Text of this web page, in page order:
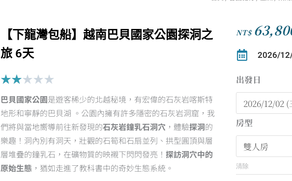
【下龍灣包船】越南巴貝國家公園探洞之
旅 6天
★★★★★Rated
out
of
5
巴貝國家公園是遊客稀少的北越秘境，有宏偉的石灰岩喀斯特
地形和寧靜的巴貝湖 。公園內擁有許多隱密的石灰岩洞窟，我
們將與當地嚮導前往新發現的石灰岩鐘乳石洞穴 ，體驗探洞的
樂趣！洞內別有洞天，壯觀的石筍和石扇並列、拱型圓頂與層
層堆疊的鐘乳石，在礦物質的映襯下閃閃發亮！ 探訪洞穴中的
原始生態 ，猶如走進了教科書中的奇妙生態系統。
NT$
2026/
出發日
房型
清除
【下
龍
灣
包
船】
越
南